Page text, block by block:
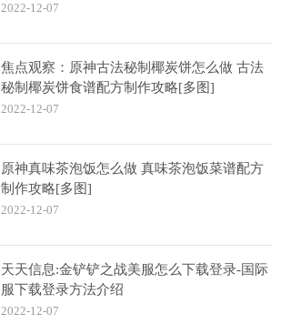
2022-12-07
焦点观察：原神古法秘制椰炭饼怎么做 古法
秘制椰炭饼食谱配方制作攻略[多图]
2022-12-07
原神真味茶泡饭怎么做 真味茶泡饭菜谱配方
制作攻略[多图]
2022-12-07
天天信息:金铲铲之战美服怎么下载登录-国际
服下载登录方法介绍
2022-12-07